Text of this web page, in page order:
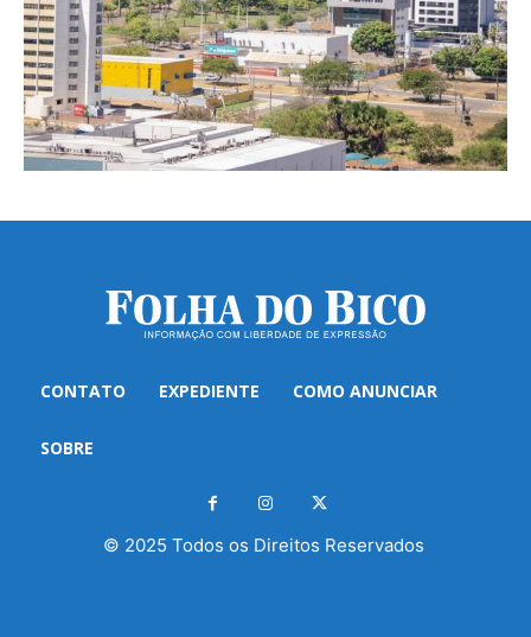
CONTATO EXPEDIENTE COMO ANUNCIAR
SOBRE
© 2025 Todos os Direitos Reservados